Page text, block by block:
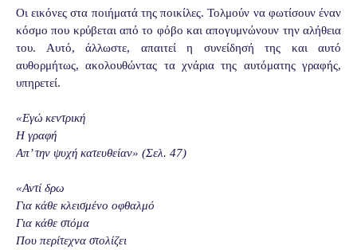
Οι εικόνες στα ποιήματά της ποικίλες. Τολμούν να φωτίσουν έναν
κόσμο που κρύβεται από το φόβο και απογυμνώνουν την αλήθεια
του. Αυτό, άλλωστε, απαιτεί η συνείδησή της και αυτό
αυθορμήτως, ακολουθώντας τα χνάρια της αυτόματης γραφής,
υπηρετεί.
«Εγώ κεντρική
Η γραφή
Απ’ την ψυχή κατευθείαν» (Σελ. 47)
«Αντί δρω
Για κάθε κλεισμένο οφθαλμό
Για κάθε στόμα
Που περίτεχνα στολίζει